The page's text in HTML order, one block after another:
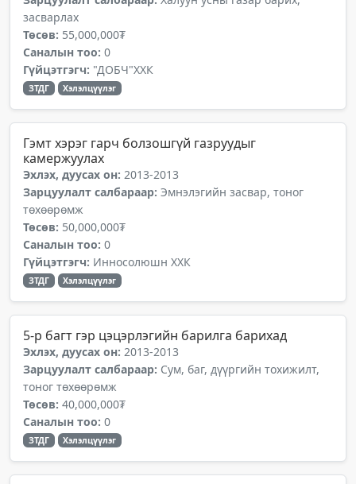
засварлах
Төсөв: 55,000,000₮
Саналын тоо: 0
Гүйцэтгэгч: "ДОБЧ"ХХК
ЗТДГ Хэлэлцүүлэг
Гэмт хэрэг гарч болзошгүй газруудыг
камержуулах
Эхлэх, дуусах он: 2013-2013
Зарцуулалт салбараар: Эмнэлэгийн засвар, тоног
төхөөрөмж
Төсөв: 50,000,000₮
Саналын тоо: 0
Гүйцэтгэгч: Инносолюшн ХХК
ЗТДГ Хэлэлцүүлэг
5-р багт гэр цэцэрлэгийн барилга барихад
Эхлэх, дуусах он: 2013-2013
Зарцуулалт салбараар: Сум, баг, дүүргийн тохижилт,
тоног төхөөрөмж
Төсөв: 40,000,000₮
Саналын тоо: 0
ЗТДГ Хэлэлцүүлэг